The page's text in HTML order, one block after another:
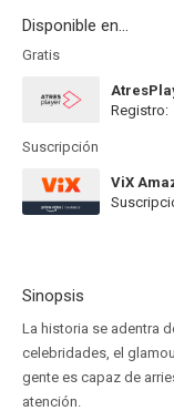
Disponible en...
Gratis
Registro:
Suscripción
ViX
Sinopsis
La historia se adentra
celebridades, el
gente es capaz de
atención.